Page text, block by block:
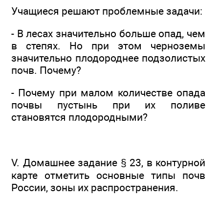
Учащиеся решают проблемные задачи:
- В лесах значительно больше опад, чем
в степях. Но при этом черноземы
значительно плодороднее подзолистых
почв. Почему?
- Почему при малом количестве опада
почвы пустынь при их поливе
становятся плодородными?
V. Домашнее задание § 23, в контурной
карте отметить основные типы почв
России, зоны их распространения.